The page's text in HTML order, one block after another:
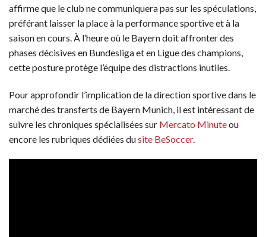
affirme que le club ne communiquera pas sur les spéculations,
préférant laisser la place à la performance sportive et à la
saison en cours. À l’heure où le Bayern doit affronter des
phases décisives en Bundesliga et en Ligue des champions,
cette posture protège l’équipe des distractions inutiles.
Pour approfondir l’implication de la direction sportive dans le
marché des transferts de Bayern Munich, il est intéressant de
suivre les chroniques spécialisées sur Mercato Minuteou
encore les rubriques dédiées dusite BeSoccer.